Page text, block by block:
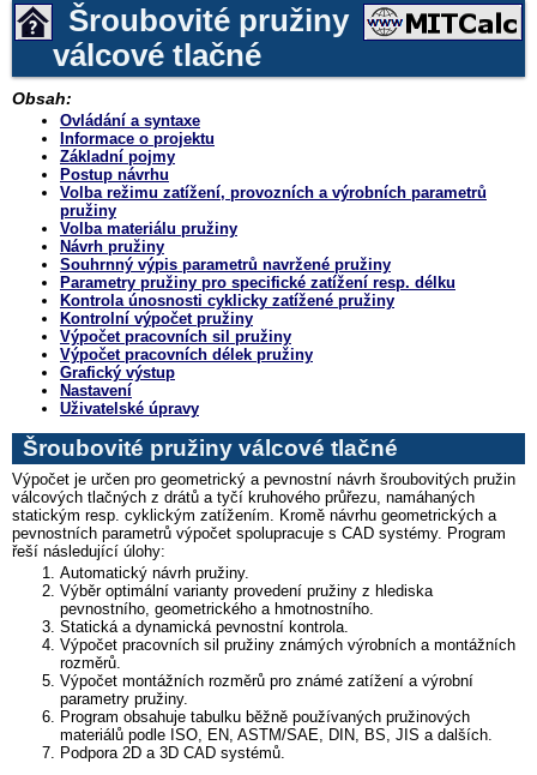
Šroubovité pružiny
válcové tlačné
Obsah:
Ovládání a syntaxe
Informace o projektu
Základní pojmy
Postup návrhu
Volba režimu zatížení, provozních a výrobních parametrů
pružiny
Volba materiálu pružiny
Návrh pružiny
Souhrnný výpis parametrů navržené pružiny
Parametry pružiny pro specifické zatížení resp. délku
Kontrola únosnosti cyklicky zatížené pružiny
Kontrolní výpočet pružiny
Výpočet pracovních sil pružiny
Výpočet pracovních délek pružiny
Grafický výstup
Nastavení
Uživatelské úpravy
Šroubovité pružiny válcové tlačné
Výpočet je určen pro geometrický a pevnostní návrh šroubovitých pružin
válcových tlačných z drátů a tyčí kruhového průřezu, namáhaných
statickým resp. cyklickým zatížením. Kromě návrhu geometrických a
pevnostních parametrů výpočet spolupracuje s CAD systémy. Program
řeší následující úlohy:
Automatický návrh pružiny.
Výběr optimální varianty provedení pružiny z hlediska
pevnostního, geometrického a hmotnostního.
Statická a dynamická pevnostní kontrola.
Výpočet pracovních sil pružiny známých výrobních a montážních
rozměrů.
Výpočet montážních rozměrů pro známé zatížení a výrobní
parametry pružiny.
Program obsahuje tabulku běžně používaných pružinových
materiálů podle ISO, EN, ASTM/SAE, DIN, BS, JIS a dalších.
Podpora 2D a 3D CAD systémů.